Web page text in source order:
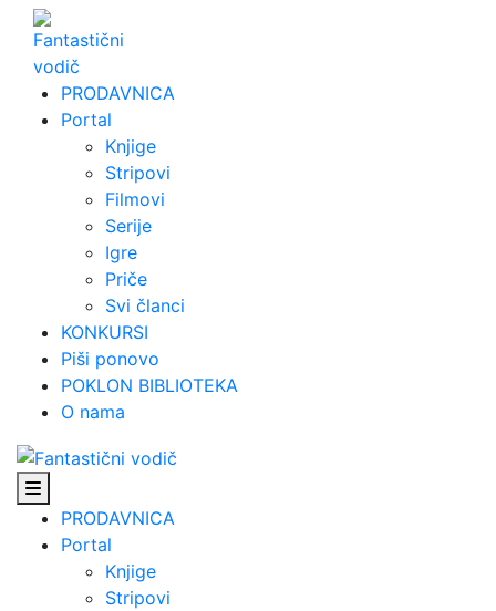
Skip
content
PRODAVNICA
Portal
Knjige
Stripovi
Filmovi
Serije
Igre
Priče
Svi članci
KONKURSI
Piši ponovo
POKLON BIBLIOTEKA
O nama
PRODAVNICA
Portal
Knjige
Stripovi